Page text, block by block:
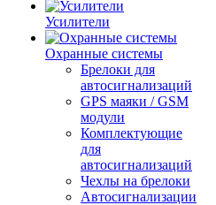
Усилители
Охранные системы
Брелоки для
автосигнализаций
GPS маяки / GSM
модули
Комплектующие
для
автосигнализаций
Чехлы на брелоки
Автосигнализации